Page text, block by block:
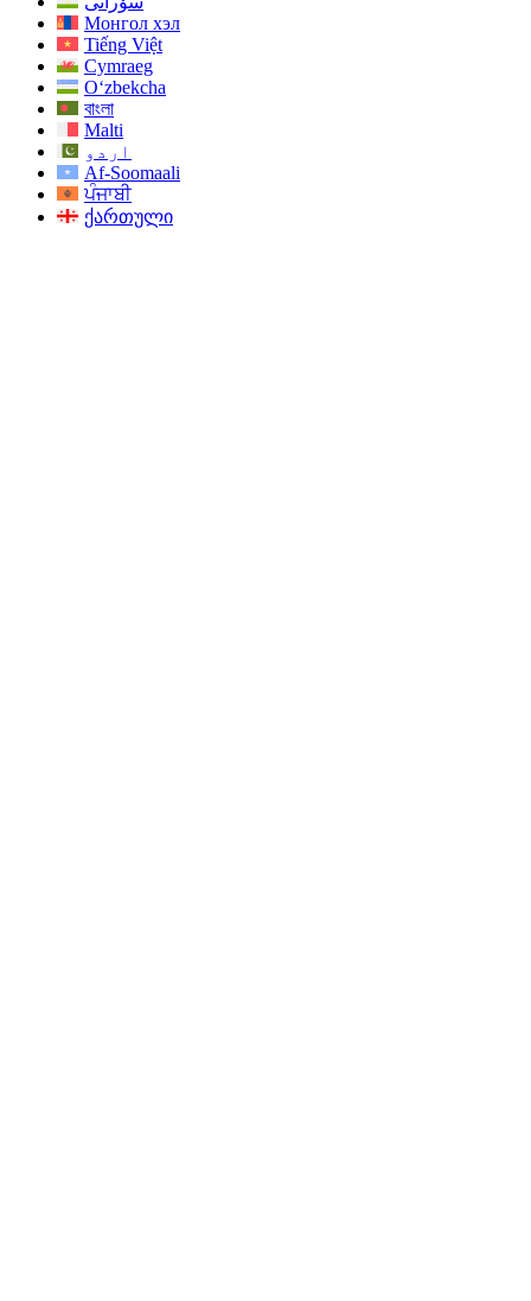
Монгол хэл
Tiếng Việt
Cymraeg
O‘zbekcha
বাংলা
Malti
اردو
Af-Soomaali
ਪੰਜਾਬੀ
ქართული